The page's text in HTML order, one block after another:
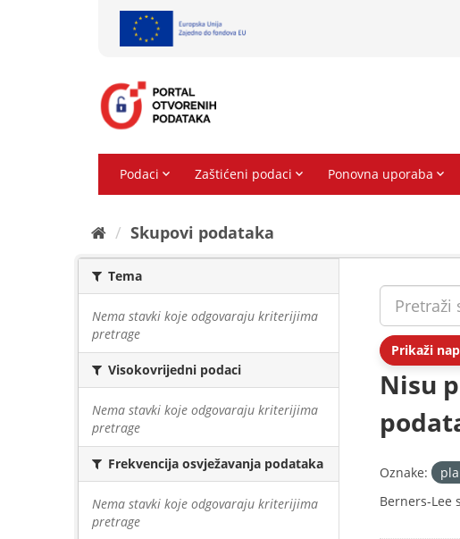
Skupovi podаtаkа
Tema
Nema stavki koje odgovaraju kriterijima
pretrage
Visokovrijedni podaci
Nema stavki koje odgovaraju kriterijima
pretrage
Frekvencija osvježavanja podataka
Nema stavki koje odgovaraju kriterijima
pretrage
Prikaži
Nisu
Oznake:
Berners-Lee